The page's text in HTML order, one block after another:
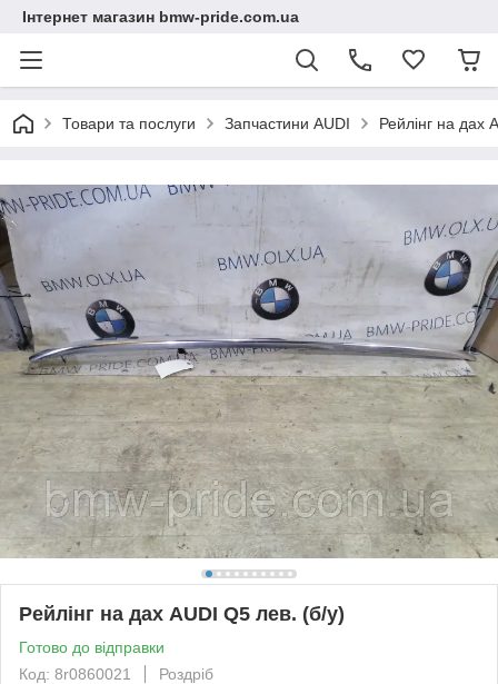
Інтернет магазин bmw-pride.com.ua
Товари та послуги Запчастини AUDI Рейлінг на дах
Рейлінг на дах AUDI Q5 лев. (б/у)
Готово до відправки
Код: 8r0860021
Роздріб